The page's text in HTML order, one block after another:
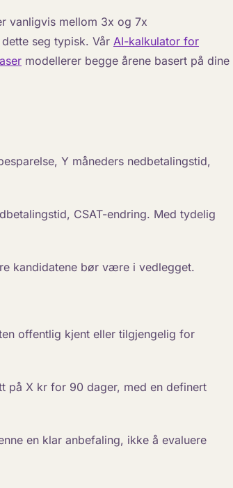
vanligvis mellom 3x og 7x
seg typisk. Vår AI-kalkulator for
modellerer begge årene basert på dine
Y måneders nedbetalingstid,
CSAT-endring. Med tydelig
kandidatene bør være i vedlegget.
offentlig kjent eller tilgjengelig for
på X kr for 90 dager, med en definert
en klar anbefaling, ikke å evaluere